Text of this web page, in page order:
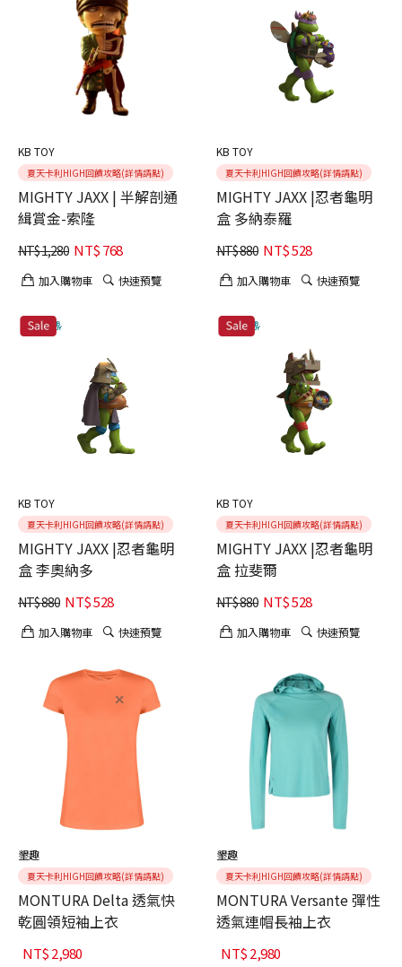
KB TOY
夏天卡利HIGH回饋攻略(詳情請點)
MIGHTY JAXX | 半解剖通
緝賞金-索隆
NT$1,280 NT$768
加入購物車 快速預覽
KB TOY
夏天卡利HIGH回饋攻略(詳情請點)
MIGHTY JAXX |忍者龜明
盒 多納泰羅
NT$880 NT$528
加入購物車 快速預覽
KB TOY
夏天卡利HIGH回饋攻略(詳情請點)
MIGHTY JAXX |忍者龜明
盒 李奧納多
NT$880 NT$528
加入購物車 快速預覽
KB TOY
夏天卡利HIGH回饋攻略(詳情請點)
MIGHTY JAXX |忍者龜明
盒 拉斐爾
NT$880 NT$528
加入購物車 快速預覽
墾趣
夏天卡利HIGH回饋攻略(詳情請點)
MONTURA Delta 透氣快
乾圓領短袖上衣
NT$2,980
墾趣
夏天卡利HIGH回饋攻略(詳情請點)
MONTURA Versante 彈性
透氣連帽長袖上衣
NT$2,980